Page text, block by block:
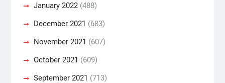
January 2022(488)
December 2021 (683)
November 2021 (607)
October 2021 (609)
September 2021 (713)